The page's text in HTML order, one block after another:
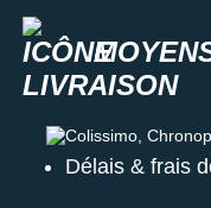
Colissimo,
Délais & frais